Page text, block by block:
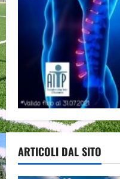
ARTICOLI DAL SITO